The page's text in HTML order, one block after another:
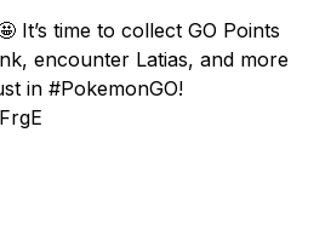
It’s time to collect GO Points
encounter Latias, and more
in #PokemonGO!